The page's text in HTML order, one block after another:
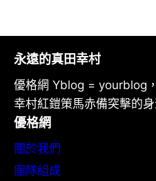
永遠的真田幸村
優格網 Yblog = yourblog
幸村紅鎧策馬赤備突擊的
優格網
關於我們
團隊組成